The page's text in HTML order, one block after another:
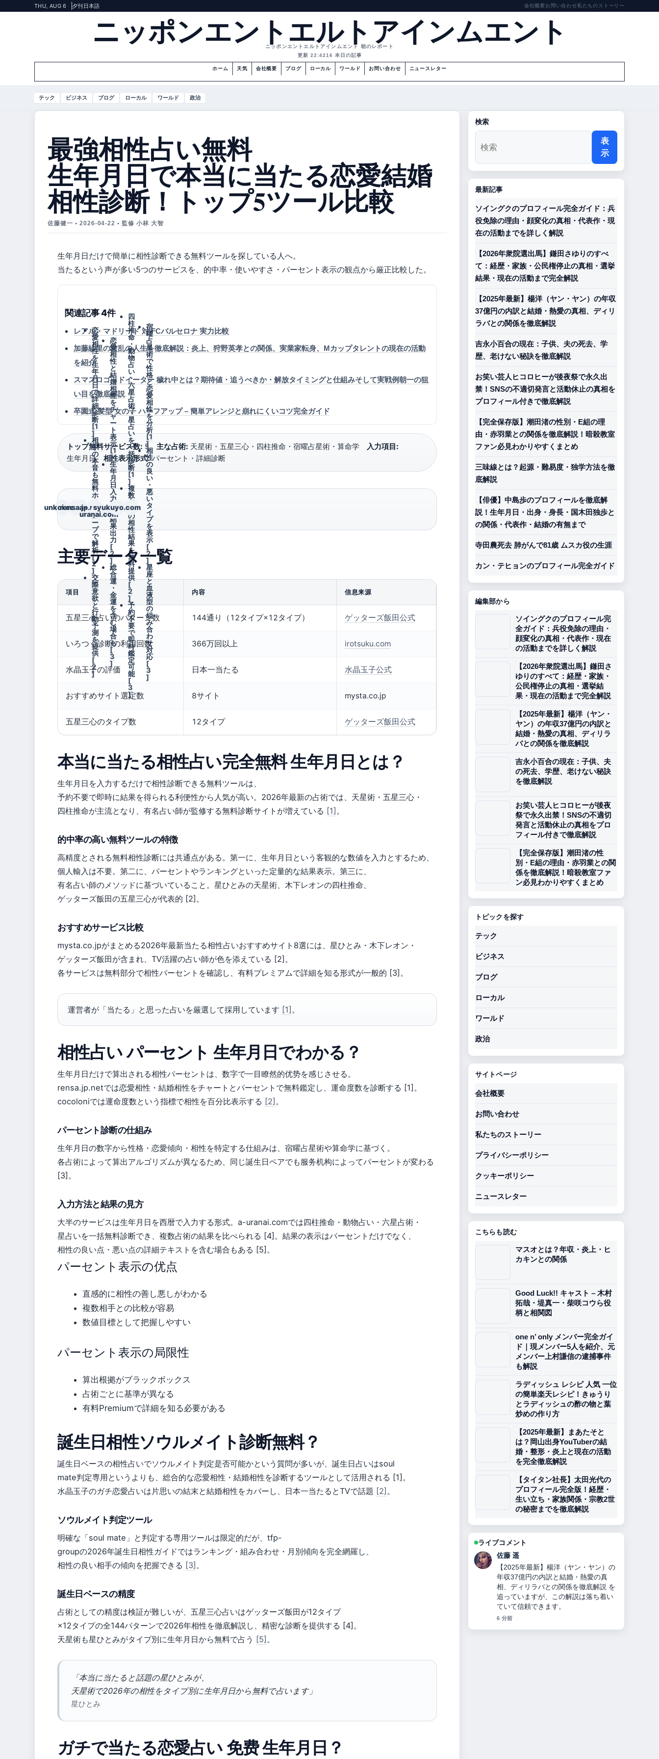
THU, AUG 6 夕刊 日本語 会社概要お問い合わせ私たちのストーリー
ニッポンエントエルトアインムエント
ニッポンエントエルトアインムエント 朝のレポート
更新 22:4216 本日の記事
ホーム 天気 会社概要 ブログ ローカル ワールド お問い合わせ ニュースレター
テック ビジネス ブログ ローカル ワールド 政治
最強相性占い無料
生年月日で本当に当たる恋愛結婚
相性診断！トップ5ツール比較
佐藤健一 • 2026-04-22 • 監修 小林 大智
生年月日だけで簡単に相性診断できる無料ツールを探している人へ。
当たるという声が多い5つのサービスを、的中率・使いやすさ・パーセント表示の観点から厳正比較した。
関連記事 4件
レアル・マドリード 対 FCバルセロナ 実力比較
加藤紗里の波乱の人生を徹底解説：炎上、狩野英孝との関係、実業家転身、Mカップタレントの現在の活動
を紹介
スマスロゴッドイーター 穢れ中とは？期待値・追うべきか・解放タイミングと仕組みそして実戦例朝一の狙
い目を徹底解説
卒園式 髪型 女の子 ハーフアップ – 簡単アレンジと崩れにくいコツ完全ガイド
トップ無料サービス数: 5 主な占術: 天星術・五星三心・四柱推命・宿曜占星術・算命学 入力項目:
生年月日 相性表示形式:パーセント・詳細診断
unkoi.com
恋
愛
相
性
を
生
年
月
日
で
詳
細
診
断
[1
]
相
手
の
本
音
も
無
料
ホ
ロ
ス
コ
ー
プ
で
解
析
[
2
]
交
際
意
欲
と
行
動
予
測
を
提
供
[
2
]
rensa.jp.net
恋
愛
相
性
と
結
婚
相
性
を
チ
ャ
ー
ト
表
示
[1
]
生
年
月
日
入
力
で
即
結
果
出
力
[
2
]
総
合
運
・
金
運
を
含
む
場
合
も
[
3
]
a-
uranai.com
四
柱
推
命
・
動
物
占
い
・
六
星
占
術
・
星
占
い
を
一
括
診
断
[1
]
複
数
占
術
の
相
性
結
果
を
無
料
提
供
[
2
]
予
約
不
要
で
即
時
鑑
定
可
能
[
3
]
syukuyo.com
宿
曜
占
星
術
で
性
格
と
恋
愛
相
性
を
分
析
[1
]
相
性
の
良
い
・
悪
い
タ
イ
プ
を
表
示
[
2
]
星
座
と
血
液
型
の
組
み
合
わ
せ
対
応
[
3
]
主要データ一覧
項目 内容 信息来源
五星三心占いのパターン数 144通り（12タイプ×12タイプ） ゲッターズ飯田公式
いろつく診断の利用回数 366万回以上 irotsuku.com
水晶玉子の評価 日本一当たる 水晶玉子公式
おすすめサイト選定数 8サイト mysta.co.jp
五星三心のタイプ数 12タイプ ゲッターズ飯田公式
本当に当たる相性占い完全無料 生年月日とは？
生年月日を入力するだけで相性診断できる無料ツールは、
予約不要で即時に結果を得られる利便性から人気が高い。2026年最新の占術では、天星術・五星三心・
四柱推命が主流となり、有名占い師が監修する無料診断サイトが増えている [1] 。
的中率の高い無料ツールの特徴
高精度とされる無料相性診断には共通点がある。第一に、生年月日という客観的な数値を入力とするため、
個人輸入は不要。第二に、パーセントやランキングといった定量的な結果表示。第三に、
有名占い師のメソッドに基づいていること。星ひとみの天星術、木下レオンの四柱推命、
ゲッターズ飯田の五星三心が代表的 [2]。
おすすめサービス比較
mysta.co.jpがまとめる2026年最新当たる相性占いおすすめサイト8選には、星ひとみ・木下レオン・
ゲッターズ飯田が含まれ、TV活躍の占い師が色を添えている [2]。
各サービスは無料部分で相性パーセントを確認し、有料プレミアムで詳細を知る形式が一般的 [3]。
運営者が「当たる」と思った占いを厳選して採用しています [1] 。
相性占い パーセント 生年月日でわかる？
生年月日だけで算出される相性パーセントは、数字で一目瞭然的优势を感じさせる。
rensa.jp.netでは恋愛相性・結婚相性をチャートとパーセントで無料鑑定し、運命度数を診断する [1]。
cocoloniでは運命度数という指標で相性を百分比表示する [2] 。
パーセント診断の仕組み
生年月日の数字から性格・恋愛傾向・相性を特定する仕組みは、宿曜占星術や算命学に基づく。
各占術によって算出アルゴリズムが異なるため、同じ誕生日ペアでも服务机构によってパーセントが変わる
[3]。
入力方法と結果の見方
大半のサービスは生年月日を西暦で入力する形式。a-uranai.comでは四柱推命・動物占い・六星占術・
星占いを一括無料診断でき、複数占術の結果を比べられる [4]。結果の表示はパーセントだけでなく、
相性の良い点・悪い点の詳細テキストを含む場合もある [5]。
パーセント表示の优点
直感的に相性の善し悪しがわかる
複数相手との比較が容易
数値目標として把握しやすい
パーセント表示の局限性
算出根拠がブラックボックス
占術ごとに基準が異なる
有料Premiumで詳細を知る必要がある
誕生日相性ソウルメイト診断無料？
誕生日ベースの相性占いでソウルメイト判定是否可能かという質問が多いが、誕生日占いはsoul
mate判定専用というよりも、総合的な恋愛相性・結婚相性を診断するツールとして活用される [1]。
水晶玉子のガチ恋愛占いは片思いの結末と結婚相性をカバーし、日本一当たるとTVで話題 [2] 。
ソウルメイト判定ツール
明確な「soul mate」と判定する専用ツールは限定的だが、tfp-
groupの2026年誕生日相性ガイドではランキング・組み合わせ・月別傾向を完全網羅し、
相性の良い相手の傾向を把握できる [3] 。
誕生日ベースの精度
占術としての精度は検証が難しいが、五星三心占いはゲッターズ飯田が12タイプ
×12タイプの全144パターンで2026年相性を徹底解説し、精密な診断を提供する [4]。
天星術も星ひとみがタイプ別に生年月日から無料で占う [5] 。
「本当に当たると話題の星ひとみが、
天星術で2026年の相性をタイプ別に生年月日から無料で占います」
星ひとみ
ガチで当たる恋愛占い 免费 生年月日？
検索
表
示
最新記事
ソイングクのプロフィール完全ガイド：兵
役免除の理由・顔変化の真相・代表作・現
在の活動までを詳しく解説
【2026年衆院選出馬】鎌田さゆりのすべ
て：経歴・家族・公民権停止の真相・選挙
結果・現在の活動まで完全解説
【2025年最新】楊洋（ヤン・ヤン）の年収
37億円の内訳と結婚・熱愛の真相、ディリ
ラバとの関係を徹底解説
吉永小百合の現在：子供、夫の死去、学
歴、老けない秘訣を徹底解説
お笑い芸人ヒコロヒーが後夜祭で永久出
禁！SNSの不適切発言と活動休止の真相を
プロフィール付きで徹底解説
【完全保存版】潮田渚の性別・E組の理
由・赤羽業との関係を徹底解説！暗殺教室
ファン必見わかりやすくまとめ
三味線とは？起源・難易度・独学方法を徹
底解説
【俳優】中島歩のプロフィールを徹底解
説！生年月日・出身・身長・国木田独歩と
の関係・代表作・結婚の有無まで
寺田農死去 肺がんで81歳 ムスカ役の生涯
カン・テヒョンのプロフィール完全ガイド
編集部から
ソイングクのプロフィール完
全ガイド：兵役免除の理由・
顔変化の真相・代表作・現在
の活動までを詳しく解説
【2026年衆院選出馬】鎌田さ
ゆりのすべて：経歴・家族・
公民権停止の真相・選挙結
果・現在の活動まで完全解説
【2025年最新】楊洋（ヤン・
ヤン）の年収37億円の内訳と
結婚・熱愛の真相、ディリラ
バとの関係を徹底解説
吉永小百合の現在：子供、夫
の死去、学歴、老けない秘訣
を徹底解説
お笑い芸人ヒコロヒーが後夜
祭で永久出禁！SNSの不適切
発言と活動休止の真相をプロ
フィール付きで徹底解説
【完全保存版】潮田渚の性
別・E組の理由・赤羽業との関
係を徹底解説！暗殺教室ファ
ン必見わかりやすくまとめ
トピックを探す
テック
ビジネス
ブログ
ローカル
ワールド
政治
サイトページ
会社概要
お問い合わせ
私たちのストーリー
プライバシーポリシー
クッキーポリシー
ニュースレター
こちらも読む
マスオとは？年収・炎上・ヒ
カキンとの関係
Good Luck!! キャスト – 木村
拓哉・堤真一・柴咲コウら役
柄と相関図
one n’ only メンバー完全ガイ
ド｜現メンバー5人を紹介、元
メンバー上村謙信の逮捕事件
も解説
ラディッシュ レシピ 人気 一位
の簡単楽天レシピ！きゅうり
とラディッシュの酢の物と葉
炒めの作り方
【2025年最新】まあたそと
は？岡山出身YouTuberの結
婚・整形・炎上と現在の活動
を完全徹底解説
【タイタン社長】太田光代の
プロフィール完全版！経歴・
生い立ち・家族関係・宗教2世
の秘密までを徹底解説
ライブコメント
佐藤 遥
【2025年最新】楊洋（ヤン・ヤン）の
年収37億円の内訳と結婚・熱愛の真
相、ディリラバとの関係を徹底解説 を
追っていますが、この解説は落ち着い
ていて信頼できます。
6 分前